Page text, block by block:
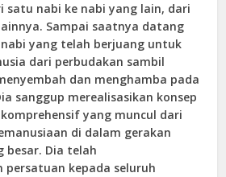
satu nabi ke nabi yang lain, dari
Sampai saatnya datang
yang telah berjuang untuk
dari perbudakan sambil
dan menghamba pada
sanggup merealisasikan konsep
yang muncul dari
di dalam gerakan
besar. Dia telah
persatuan kepada seluruh